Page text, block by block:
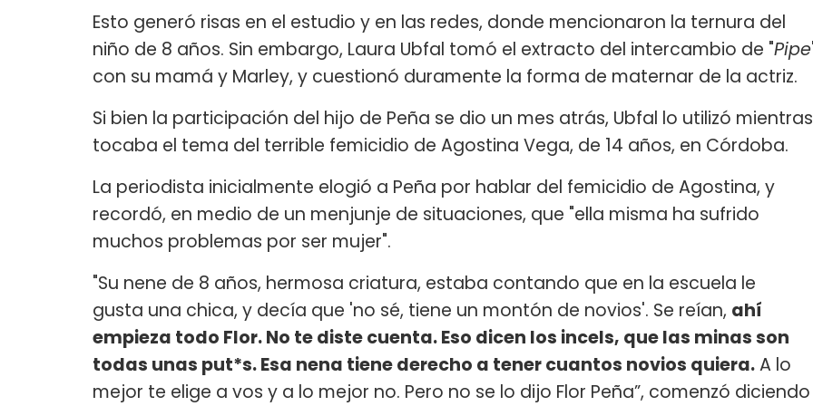
Esto generó risas en el estudio y en las redes, donde mencionaron la ternura del
niño de 8 años. Sin embargo, Laura Ubfal tomó el extracto del intercambio de "Pipe
con su mamá y Marley, y cuestionó duramente la forma de maternar de la actriz.
Si bien la participación del hijo de Peña se dio un mes atrás, Ubfal lo utilizó mientras
tocaba el tema del terrible femicidio de Agostina Vega, de 14 años, en Córdoba.
La periodista inicialmente elogió a Peña por hablar del femicidio de Agostina, y
recordó, en medio de un menjunje de situaciones, que "ella misma ha sufrido
muchos problemas por ser mujer".
"Su nene de 8 años, hermosa criatura, estaba contando que en la escuela le
gusta una chica, y decía que 'no sé, tiene un montón de novios'. Se reían, ahí
empieza todo Flor. No te diste cuenta. Eso dicen los incels, que las minas son
todas unas put*s. Esa nena tiene derecho a tener cuantos novios quiera.A lo
mejor te elige a vos y a lo mejor no. Pero no se lo dijo Flor Peña”, comenzó diciendo